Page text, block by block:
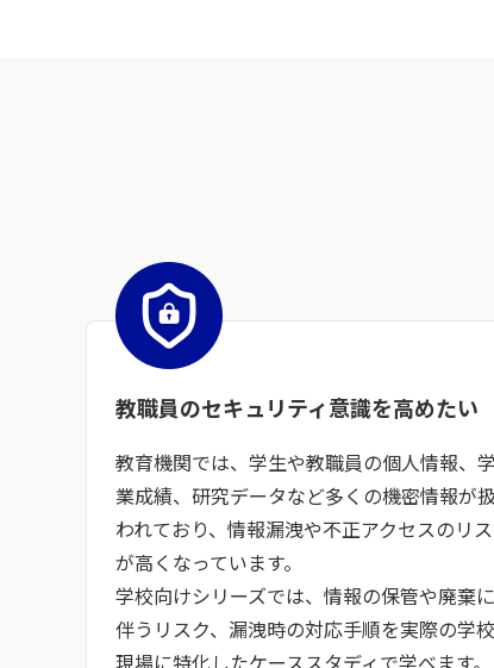
教職員のセキュリティ意識を高めたい
教育機関では、学生や教職員の個人情報、学
業成績、研究データなど多くの機密情報が
われており、情報漏洩や不正アクセスのリ
が高くなっています。
学校向けシリーズでは、情報の保管や廃棄に
伴うリスク、漏洩時の対応手順を実際の学校
現場に特化したケーススタディで学べます。